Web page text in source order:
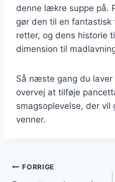
denne lækre suppe på.
gør den til en fantastisk
retter, og dens historie
dimension til
Så næste gang du laver
overvej at tilføje
smagsoplevelse, der
venner.
FORRIGE